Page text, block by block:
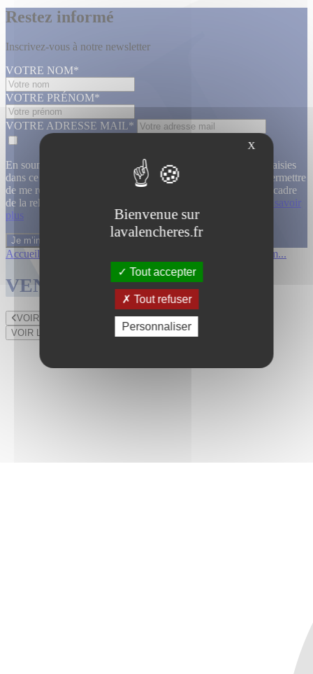
Restez informé
Inscrivez-vous à notre newsletter
VOTRE NOM*
VOTRE PRÉNOM*
VOTRE ADRESSE MAIL*
En soumettant ce formulaire, j’accepte que les informations saisies
dans ce formulaire soient utilisées, exploitées, traitées pour permettre
de me recontacter, pour m’envoyer des informations, dans le cadre
de la relation commerciale qui découle de cette demande.
En savoir
plus
Accueil Collection de m...
VENTES TERMINÉES
VOIR LE LOT PRÉCÉDENT
VOIR LE LOT SUIVANT
X
Bienvenue sur
lavalencheres.fr
Tout accepter
Tout refuser
Personnaliser